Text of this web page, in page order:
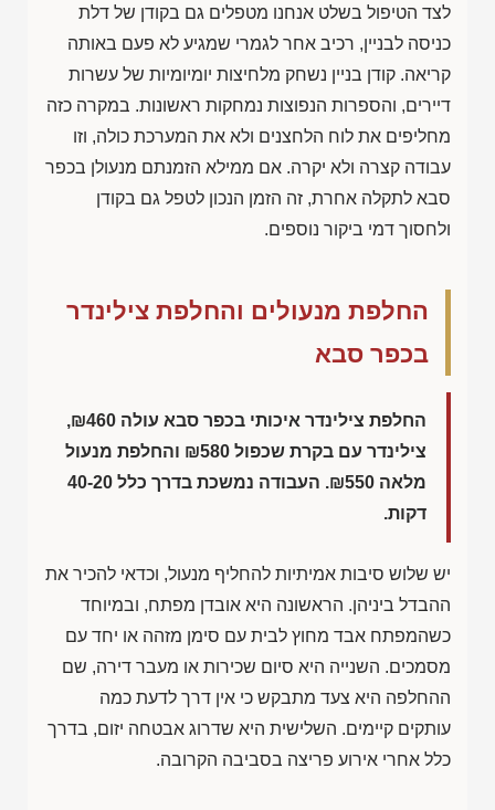
לצד הטיפול בשלט אנחנו מטפלים גם בקודן של דלת
כניסה לבניין, רכיב אחר לגמרי שמגיע לא פעם באותה
קריאה. קודן בניין נשחק מלחיצות יומיומיות של עשרות
דיירים, והספרות הנפוצות נמחקות ראשונות. במקרה כזה
מחליפים את לוח הלחצנים ולא את המערכת כולה, וזו
עבודה קצרה ולא יקרה. אם ממילא הזמנתם מנעולן בכפר
סבא לתקלה אחרת, זה הזמן הנכון לטפל גם בקודן
ולחסוך דמי ביקור נוספים.
החלפת מנעולים והחלפת צילינדר
בכפר סבא
החלפת צילינדר איכותי בכפר סבא עולה ₪460
,
צילינדר עם בקרת שכפול ₪580 והחלפת מנעול
מלאה ₪550. העבודה נמשכת בדרך כלל 40-20
דקות.
יש שלוש סיבות אמיתיות להחליף מנעול, וכדאי להכיר את
ההבדל ביניהן. הראשונה היא אובדן מפתח, ובמיוחד
כשהמפתח אבד מחוץ לבית עם סימן מזהה או יחד עם
מסמכים. השנייה היא סיום שכירות או מעבר דירה, שם
ההחלפה היא צעד מתבקש כי אין דרך לדעת כמה
עותקים קיימים. השלישית היא שדרוג אבטחה יזום, בדרך
כלל אחרי אירוע פריצה בסביבה הקרובה.